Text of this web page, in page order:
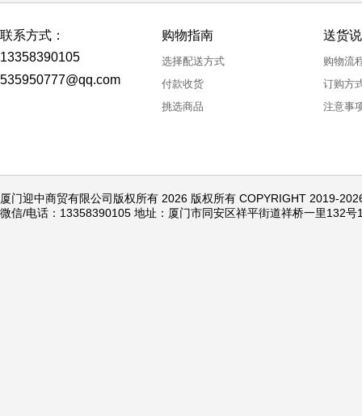
联系方式：
13358390105
535950777@qq.com
购物指南
选择配送方式
付款收货
挑选商品
送货
购物流
订购方
注意事
厦门迎中商贸有限公司版权所有 2026 版权所有 COPYRIGHT 2019-
微信/电话：13358390105 地址：厦门市同安区祥平街道祥桥一里132号